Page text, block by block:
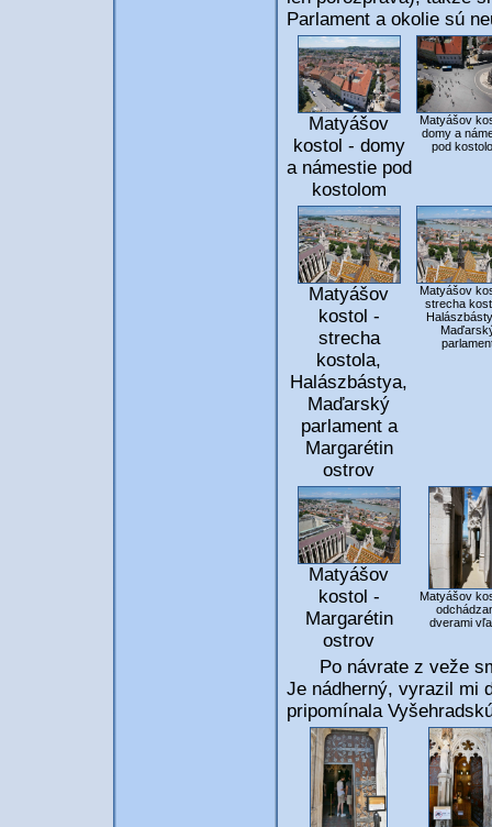
Parlament a okolie sú
Matyášov
kostol - domy
a námestie pod
kostolom
Matyášov
domy a
pod
Matyášov
kostol -
strecha
kostola,
Halászbástya,
Maďarský
parlament a
Margarétin
ostrov
Matyášov
strecha
Matyášov
kostol -
Margarétin
ostrov
Matyášov
dverami
Po návrate z veže
Je nádherný, vyrazil mi
pripomínala